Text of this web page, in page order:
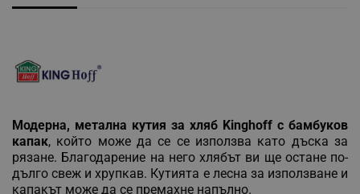
Модерна, метална кутия за хляб Kinghoff с бамбуков
капак, който може да се се използва като дъска за
рязане. Благодарение на него хлябът ви ще остане по-
дълго свеж и хрупкав. Кутията е лесна за използване и
капакът може да се премахне напълно.